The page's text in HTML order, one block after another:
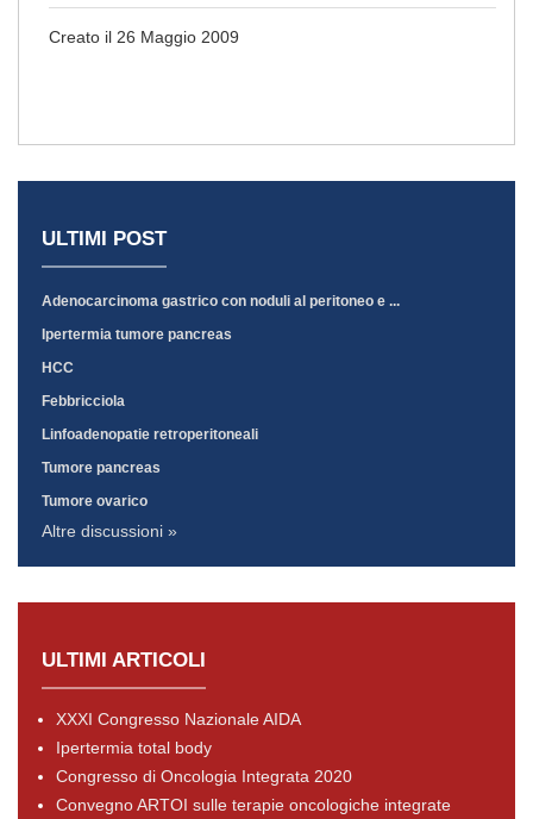
Creato il 26 Maggio 2009
ULTIMI POST
Adenocarcinoma gastrico con noduli al peritoneo e ...
Ipertermia tumore pancreas
HCC
Febbricciola
Linfoadenopatie retroperitoneali
Tumore pancreas
Tumore ovarico
Altre discussioni »
ULTIMI ARTICOLI
XXXI Congresso Nazionale AIDA
Ipertermia total body
Congresso di Oncologia Integrata 2020
Convegno ARTOI sulle terapie oncologiche integrate